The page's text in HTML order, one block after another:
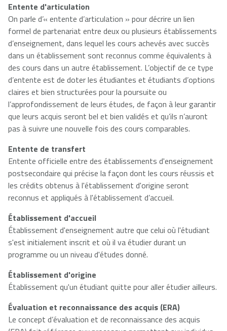
Entente d'articulation
On parle d’« entente d’articulation » pour décrire un lien
formel de partenariat entre deux ou plusieurs établissements
d’enseignement, dans lequel les cours achevés avec succès
dans un établissement sont reconnus comme équivalents à
des cours dans un autre établissement. L’objectif de ce type
d’entente est de doter les étudiantes et étudiants d’options
claires et bien structurées pour la poursuite ou
l’approfondissement de leurs études, de façon à leur garantir
que leurs acquis seront bel et bien validés et qu’ils n’auront
pas à suivre une nouvelle fois des cours comparables.
Entente de transfert
Entente officielle entre des établissements d'enseignement
postsecondaire qui précise la façon dont les cours réussis et
les crédits obtenus à l'établissement d'origine seront
reconnus et appliqués à l'établissement d’accueil.
Établissement d'accueil
Établissement d'enseignement autre que celui où l'étudiant
s'est initialement inscrit et où il va étudier durant un
programme ou un niveau d'études donné.
Établissement d'origine
Établissement qu'un étudiant quitte pour aller étudier ailleurs.
Évaluation et reconnaissance des acquis (ERA)
Le concept d’évaluation et de reconnaissance des acquis